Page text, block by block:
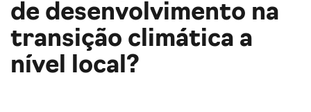
de desenvolvimento na
transição climática a
nível local?